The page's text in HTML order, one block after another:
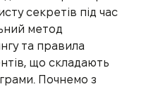
секретів під час
метод
та правила
що складають
Почнемо з